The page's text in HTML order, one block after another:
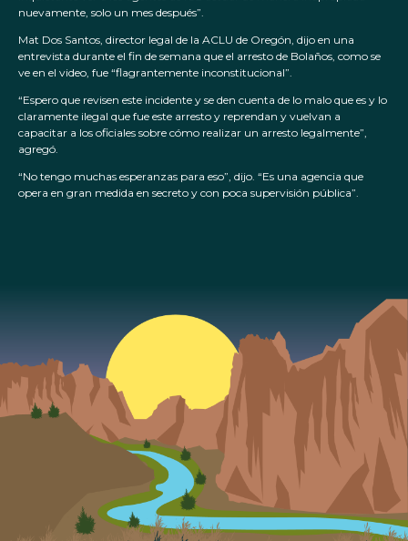
nuevamente, solo un mes después”.
Mat Dos Santos, director legal de la ACLU de Oregón, dijo en una
entrevista durante el fin de semana que el arresto de Bolaños, como se
ve en el video, fue “flagrantemente inconstitucional”.
“Espero que revisen este incidente y se den cuenta de lo malo que es y lo
claramente ilegal que fue este arresto y reprendan y vuelvan a
capacitar a los oficiales sobre cómo realizar un arresto legalmente”,
agregó.
“No tengo muchas esperanzas para eso”, dijo. “Es una agencia que
opera en gran medida en secreto y con poca supervisión pública”.